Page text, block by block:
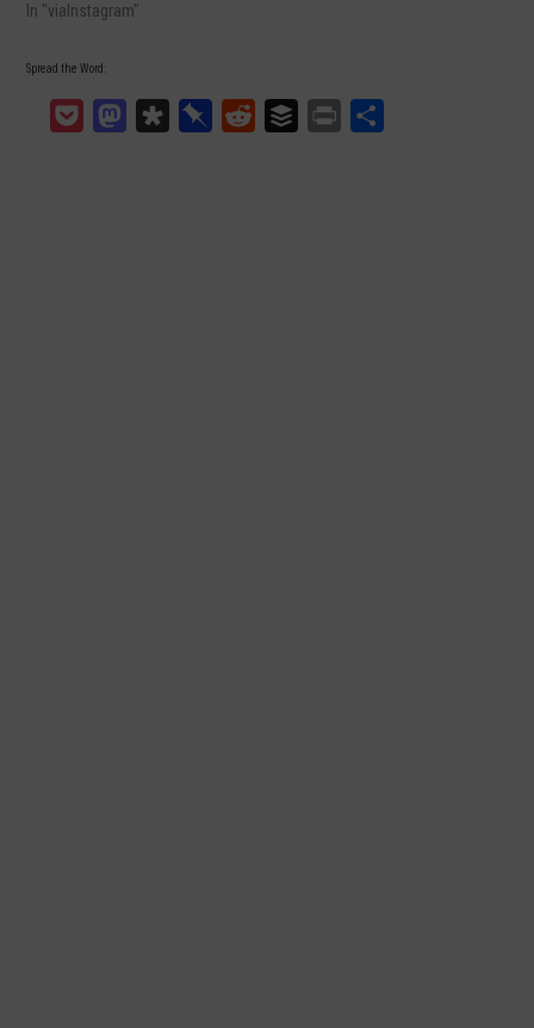
In "viaInstagram"
Spread the Word:
Pocket MastodonDiasporaPinboardReddit Buffer Print